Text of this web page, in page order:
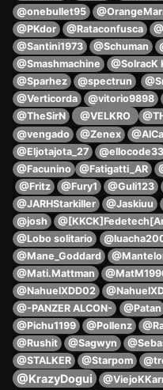
@onebullet95
@PKdor
@Rataconfusca
@Santini1973
@Schuman
@Smashmachine
@SolracK
@Sparhez
@spectrun
@Verticorda
@vitorio9898
@TheSirN
@VELKRO
@vengado
@Zenex
@Eljotajota_27
@ellocode33
@Facunino
@Fatigatti_AR
@Fritz
@Fury1 @Guli123
@JARHStarkiller
@Jaskiuu
@josh
@Lobo solitario
@Mane_Goddard
@Mati.Mattman
@NahuelXDD02
@-PANZER ALCON-
@Patan
@Pichu1199
@Pollenz
@Rushit
@Sagwyn
@STALKER
@Starpom
@KrazyDogui